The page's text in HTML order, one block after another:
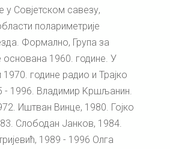
у Совјетском савезу,
полариметрије
Формално, Група за
основана 1960. године. У
1970. године радио и Трајко
- 1996. Владимир Kршљанин.
Иштван Винце, 1980. Гојко
Слободан Јанков, 1984.
1989 - 1996 Олга